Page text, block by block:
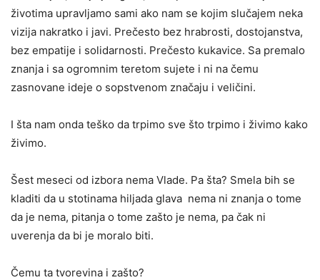
životima upravljamo sami ako nam se kojim slučajem neka
vizija nakratko i javi. Prečesto bez hrabrosti, dostojanstva,
bez empatije i solidarnosti. Prečesto kukavice. Sa premalo
znanja i sa ogromnim teretom sujete i ni na čemu
zasnovane ideje o sopstvenom značaju i veličini.
I šta nam onda teško da trpimo sve što trpimo i živimo kako
živimo.
Šest meseci od izbora nema Vlade. Pa šta? Smela bih se
kladiti da u stotinama hiljada glava nema ni znanja o tome
da je nema, pitanja o tome zašto je nema, pa čak ni
uverenja da bi je moralo biti.
Čemu ta tvorevina i zašto?